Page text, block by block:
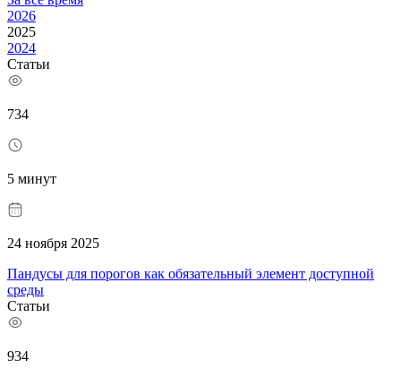
2026
2025
2024
Статьи
734
5 минут
24 ноября 2025
Пандусы для порогов как обязательный элемент доступной
среды
Статьи
934